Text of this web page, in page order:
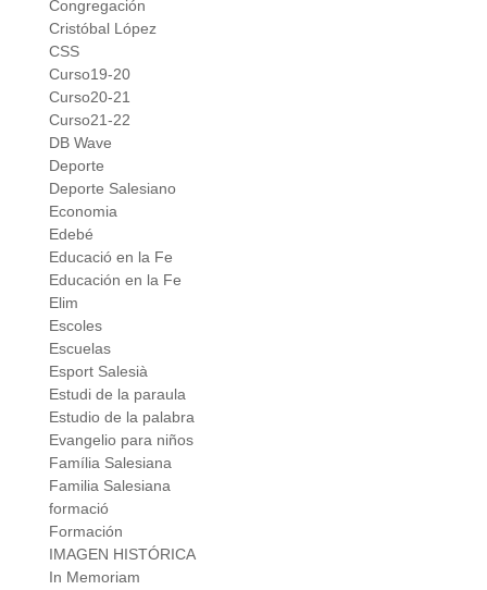
Congregación
Cristóbal López
CSS
Curso19-20
Curso20-21
Curso21-22
DB Wave
Deporte
Deporte Salesiano
Economia
Edebé
Educació en la Fe
Educación en la Fe
Elim
Escoles
Escuelas
Esport Salesià
Estudi de la paraula
Estudio de la palabra
Evangelio para niños
Família Salesiana
Familia Salesiana
formació
Formación
IMAGEN HISTÓRICA
In Memoriam